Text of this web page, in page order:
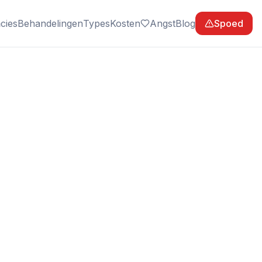
BehandelingenTypesKosten AngstBlog Spoed